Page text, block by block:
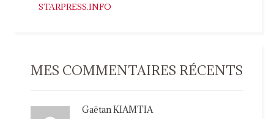
STARPRESS.INFO
MES COMMENTAIRES RÉCENTS
Gaëtan KIAMTIA